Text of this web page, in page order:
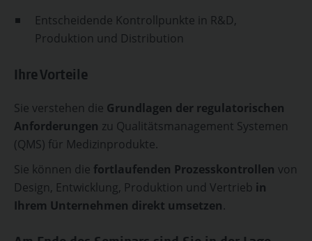
Entscheidende Kontrollpunkte in R&D,
Produktion und Distribution
Ihre Vorteile
Sie verstehen die Grundlagen der regulatorischen
Anforderungen zu Qualitätsmanagement Systemen
(QMS) für Medizinprodukte.
Sie können die fortlaufenden Prozesskontrollen von
Design, Entwicklung, Produktion und Vertrieb in
Ihrem Unternehmen direkt umsetzen.